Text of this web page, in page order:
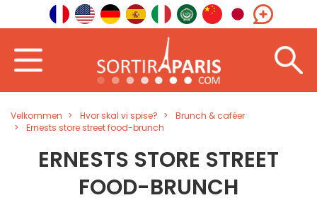
Velkommen Hvor skal vi spise?
Brunch & caféer
Ernests store street food-brunch
ERNESTS STORE STREET
FOOD-BRUNCH